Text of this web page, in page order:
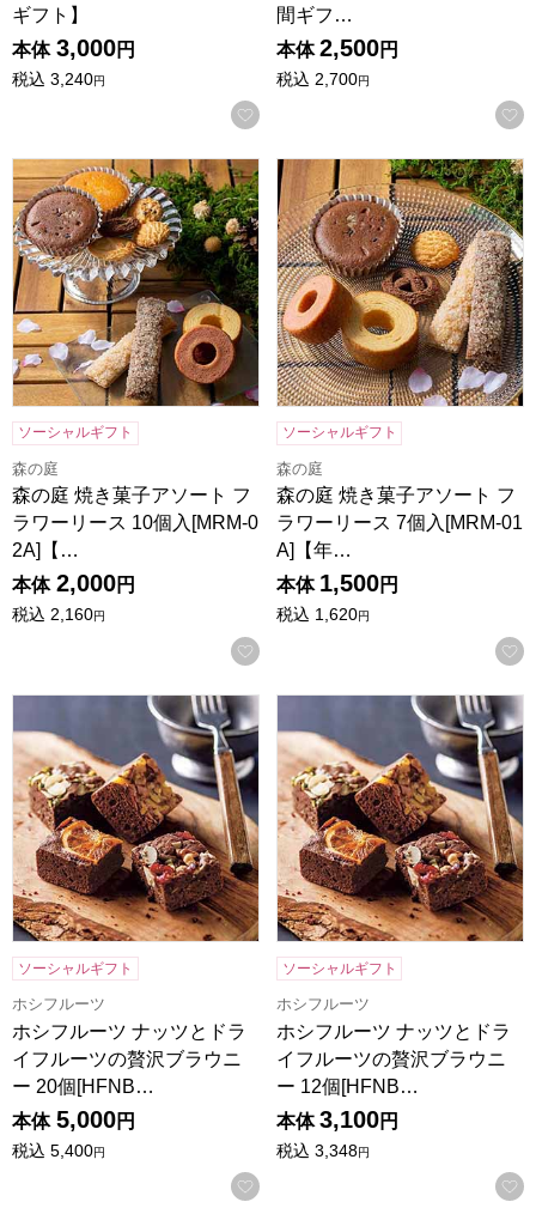
ギフト】
本体 3,000円
税込 3,240円
お気に入りに登録する
間ギフ…
本体 2,500円
税込 2,700円
森の庭 焼き菓子アソート フラワーリース 10個入[MRM-02A]
ソーシャルギフト
森の庭
森の庭 焼き菓子アソート フ
ラワーリース 10個入[MRM-0
2A]【…
本体 2,000円
税込 2,160円
お気に入りに登録する
森の庭 焼き菓子アソート フ
ソーシャルギフト
森の庭
森の庭 焼き菓子アソート フ
ラワーリース 7個入[MRM-01
A]【年…
本体 1,500円
税込 1,620円
ホシフルーツ ナッツとドライフルーツの贅沢ブラウニー 20
ソーシャルギフト
ホシフルーツ
ホシフルーツ ナッツとドラ
イフルーツの贅沢ブラウニ
ー 20個[HFNB…
本体 5,000円
税込 5,400円
お気に入りに登録する
ホシフルーツ ナッツとドラ
ソーシャルギフト
ホシフルーツ
ホシフルーツ ナッツとドラ
イフルーツの贅沢ブラウニ
ー 12個[HFNB…
本体 3,100円
税込 3,348円